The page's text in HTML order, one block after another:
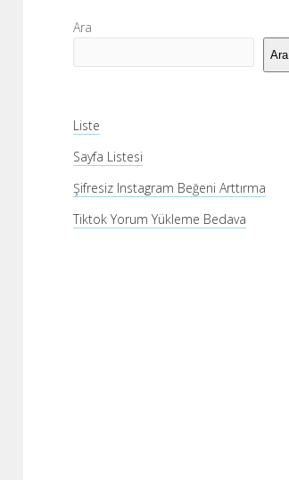
Yan
Menü
Ara
Ara
Liste
Sayfa Listesi
Şifresiz Instagram Beğeni Arttırma
Tiktok Yorum Yükleme Bedava